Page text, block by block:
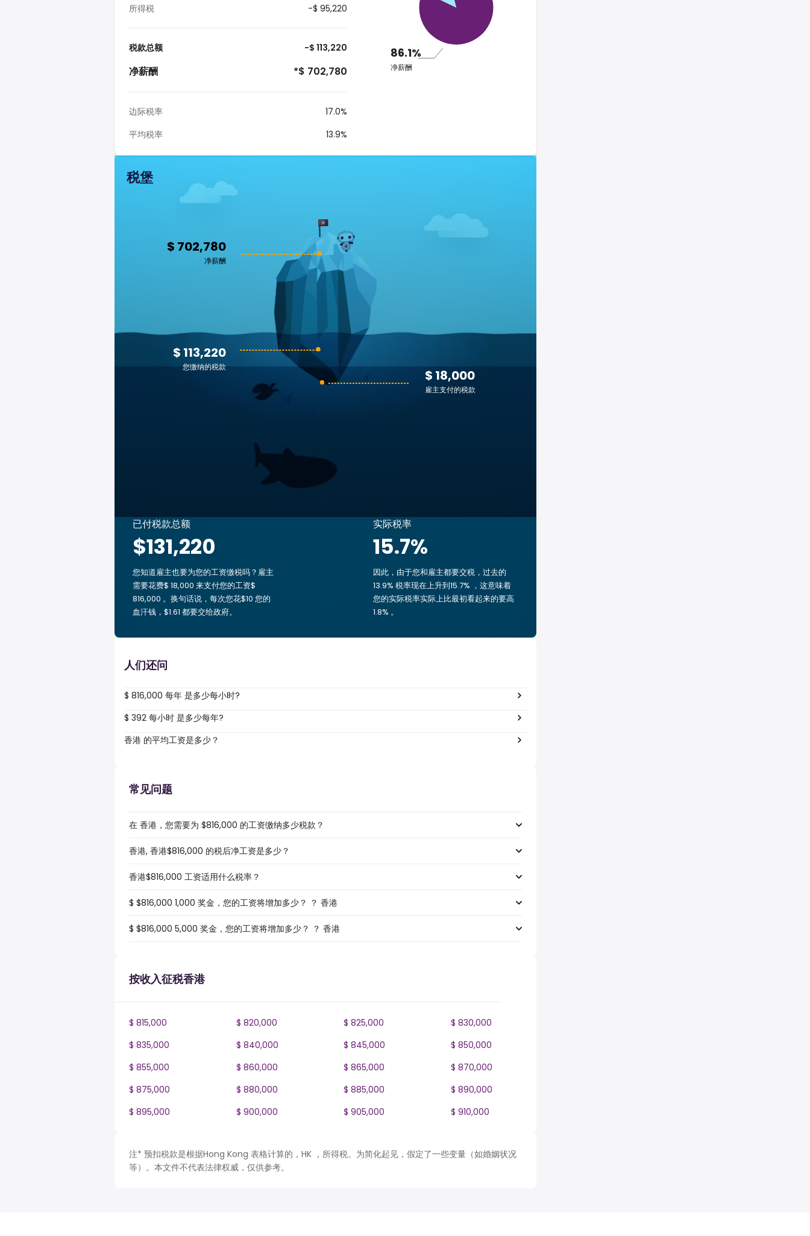
所得税
-$ 95,220
税款总额 -$ 113,220
净薪酬 *$ 702,780
边际税率
17.0%
平均税率
13.9%
86.1%
净薪酬
税堡
$ 702,780
净薪酬
$ 18,000
雇主支付的税款
$ 113,220
您缴纳的税款
已付税款总额
$131,220
您知道雇主也要为您的工资缴税吗？雇主
需要花费$ 18,000 来支付您的工资$
816,000 。换句话说，每次您花$10 您的
血汗钱，$1.61 都要交给政府。
实际税率
15.7%
因此，由于您和雇主都要交税，过去的
13.9% 税率现在上升到15.7% ，这意味着
您的实际税率实际上比最初看起来的要高
1.8% 。
人们还问
$ 816,000 每年 是多少每小时?
$ 392 每小时 是多少每年?
香港 的平均工资是多少？
常见问题
在 香港，您需要为 $816,000 的工资缴纳多少税款？
香港, 香港$816,000 的税后净工资是多少？
香港$816,000 工资适用什么税率？
$ $816,000 1,000 奖金，您的工资将增加多少？ ？ 香港
$ $816,000 5,000 奖金，您的工资将增加多少？ ？ 香港
按收入征税香港
$ 815,000 $ 820,000 $ 825,000
$ 830,000
$ 835,000
$ 840,000 $ 845,000
$ 850,000
$ 855,000
$ 860,000 $ 865,000
$ 870,000
$ 875,000
$ 880,000 $ 885,000
$ 890,000
$ 895,000
$ 900,000 $ 905,000 $ 910,000
注* 预扣税款是根据Hong Kong 表格计算的，HK ，所得税。为简化起见，假定了一些变量（如婚姻状况
等）。本文件不代表法律权威，仅供参考。